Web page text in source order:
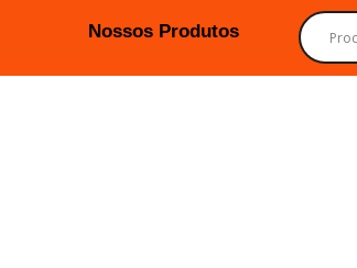
Nossos Produtos